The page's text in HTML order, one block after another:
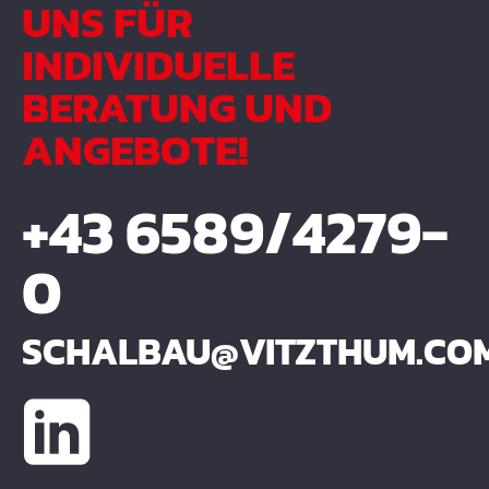
UNS FÜR
INDIVIDUELLE
BERATUNG UND
ANGEBOTE!
+43 6589/4279-
0